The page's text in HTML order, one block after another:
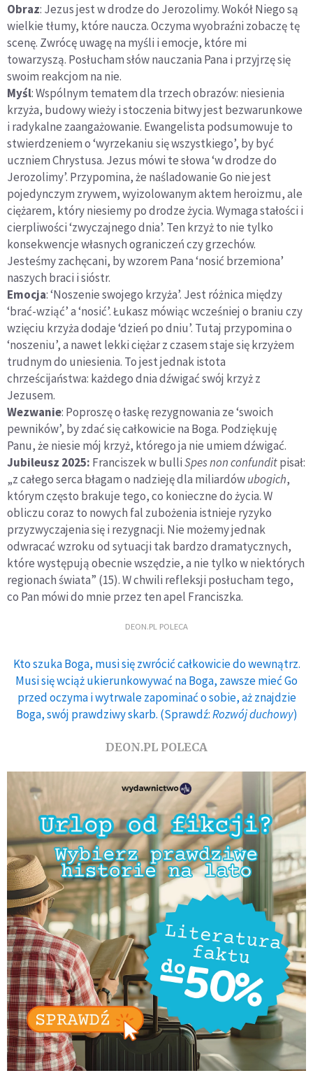
Obraz: Jezus jest w drodze do Jerozolimy. Wokół Niego są
wielkie tłumy, które naucza. Oczyma wyobraźni zobaczę tę
scenę. Zwrócę uwagę na myśli i emocje, które mi
towarzyszą. Posłucham słów nauczania Pana i przyjrzę się
swoim reakcjom na nie.
Myśl: Wspólnym tematem dla trzech obrazów: niesienia
krzyża, budowy wieży i stoczenia bitwy jest bezwarunkowe
i radykalne zaangażowanie. Ewangelista podsumowuje to
stwierdzeniem o ‘wyrzekaniu się wszystkiego’, by być
uczniem Chrystusa. Jezus mówi te słowa ‘w drodze do
Jerozolimy’. Przypomina, że naśladowanie Go nie jest
pojedynczym zrywem, wyizolowanym aktem heroizmu, ale
ciężarem, który niesiemy po drodze życia. Wymaga stałości i
cierpliwości ‘zwyczajnego dnia’. Ten krzyż to nie tylko
konsekwencje własnych ograniczeń czy grzechów.
Jesteśmy zachęcani, by wzorem Pana ‘nosić brzemiona’
naszych braci i sióstr.
Emocja: ‘Noszenie swojego krzyża’. Jest różnica między
‘brać-wziąć’ a ‘nosić’. Łukasz mówiąc wcześniej o braniu czy
wzięciu krzyża dodaje ‘dzień po dniu’. Tutaj przypomina o
‘noszeniu’, a nawet lekki ciężar z czasem staje się krzyżem
trudnym do uniesienia. To jest jednak istota
chrześcijaństwa: każdego dnia dźwigać swój krzyż z
Jezusem.
Wezwanie: Poproszę o łaskę rezygnowania ze ‘swoich
pewników’, by zdać się całkowicie na Boga. Podziękuję
Panu, że niesie mój krzyż, którego ja nie umiem dźwigać.
Jubileusz 2025: Franciszek w bulliSpes non confunditpisał:
„z całego serca błagam o nadzieję dla miliardówubogich,
którym często brakuje tego, co konieczne do życia. W
obliczu coraz to nowych fal zubożenia istnieje ryzyko
przyzwyczajenia się i rezygnacji. Nie możemy jednak
odwracać wzroku od sytuacji tak bardzo dramatycznych,
które występują obecnie wszędzie, a nie tylko w niektórych
regionach świata” (15). W chwili refleksji posłucham tego,
co Pan mówi do mnie przez ten apel Franciszka.
DEON.PL POLECA
Kto szuka Boga, musi się zwrócić całkowicie do wewnątrz.
Musi się wciąż ukierunkowywać na Boga, zawsze mieć Go
przed oczyma i wytrwale zapominać o sobie, aż znajdzie
Boga, swój prawdziwy skarb. (Sprawdź:Rozwój duchowy)
DEON.PL POLECA